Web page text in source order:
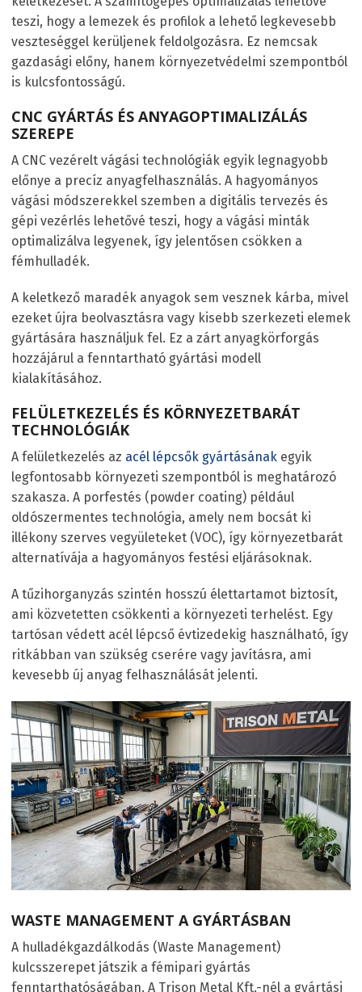
teszi, hogy a lemezek és profilok a lehető legkevesebb
veszteséggel kerüljenek feldolgozásra. Ez nemcsak
gazdasági előny, hanem környezetvédelmi szempontból
is kulcsfontosságú.
CNC GYÁRTÁS ÉS ANYAGOPTIMALIZÁLÁS
SZEREPE
A CNC vezérelt vágási technológiák egyik legnagyobb
előnye a precíz anyagfelhasználás. A hagyományos
vágási módszerekkel szemben a digitális tervezés és
gépi vezérlés lehetővé teszi, hogy a vágási minták
optimalizálva legyenek, így jelentősen csökken a
fémhulladék.
A keletkező maradék anyagok sem vesznek kárba, mivel
ezeket újra beolvasztásra vagy kisebb szerkezeti elemek
gyártására használjuk fel. Ez a zárt anyagkörforgás
hozzájárul a fenntartható gyártási modell
kialakításához.
FELÜLETKEZELÉS ÉS KÖRNYEZETBARÁT
TECHNOLÓGIÁK
A felületkezelés az acél lépcsők gyártásának egyik
legfontosabb környezeti szempontból is meghatározó
szakasza. A porfestés (powder coating) például
oldószermentes technológia, amely nem bocsát ki
illékony szerves vegyületeket (VOC), így környezetbarát
alternatívája a hagyományos festési eljárásoknak.
A tűzihorganyzás szintén hosszú élettartamot biztosít,
ami közvetetten csökkenti a környezeti terhelést. Egy
tartósan védett acél lépcső évtizedekig használható, így
ritkábban van szükség cserére vagy javításra, ami
kevesebb új anyag felhasználását jelenti.
WASTE MANAGEMENT A GYÁRTÁSBAN
A hulladékgazdálkodás (Waste Management)
kulcsszerepet játszik a fémipari gyártás
fenntarthatóságában. A Trison Metal Kft.-nél a gyártási